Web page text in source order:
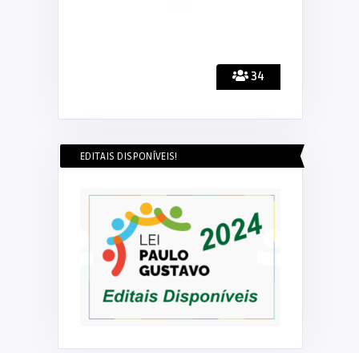
34
EDITAIS DISPONÍVEIS!